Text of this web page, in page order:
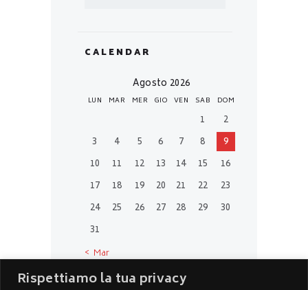
Rispettiamo la tua privacy
CALENDAR
Agosto 2026
LUN MAR MER GIO VEN SAB DOM
1
2
3
4 5 6 7 8
9
10
11 12 13 14 15
16
17
18 19 20 21 22
23
24
25 26 27 28 29
30
31
« Mar